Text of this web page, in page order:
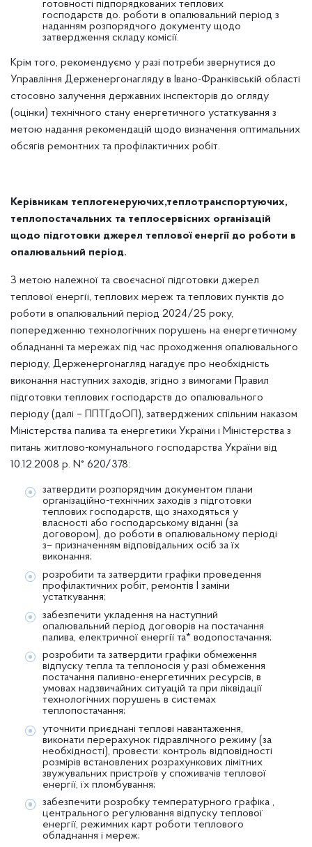
готовності підпорядкованих теплових
господарств до. роботи в опалювальний період з
наданням розпорядчого документу щодо
затвердження складу комісії.
Крім того, рекомендуємо у разі потреби звернутися до
Управління Держенергонагляду в Івано-Франківській області
стосовно залучення державних інспекторів до огляду
(оцінки) технічного стану енергетичного устаткування з
метою надання рекомендацій щодо визначення оптимальних
обсягів ремонтних та профілактичних робіт.
Керівникам теплогенеруючих,теплотранспортуючих,
теплопостачальних та теплосервісних організацій
щодо підготовки джерел теплової енергії до роботи в
опалювальний період.
З метою належної та своєчасної підготовки джерел
теплової енергії, теплових мереж та теплових пунктів до
роботи в опалювальний період 2024/25 року,
попередженню технологічних порушень на енергетичному
обладнанні та мережах під час проходження опалювального
періоду, Держенергонагляд нагадує про необхідність
виконання наступних заходів, згідно з вимогами Правил
підготовки теплових господарств до опалювального
періоду (далі – ППТГдоОП), затверджених спільним наказом
Міністерства палива та енергетики України і Міністерства з
питань житлово-комунального господарства України від
10.12.2008 р. N° 620/378:
затвердити розпорядчим документом плани
організаційно-технічних заходів з підготовки
теплових господарств, що знаходяться у
власності або господарському віданні (за
договором), до роботи в опалювальному періоді
з– призначенням відповідальних осіб за їх
виконання;
розробити та затвердити графіки проведення
профілактичних робіт, ремонтів І заміни
устаткування;
забезпечити укладення на наступний
опалювальний період договорів на постачання
палива, електричної енергії та* водопостачання;
розробити та затвердити графіки обмеження
відпуску тепла та теплоносія у разі обмеження
постачання паливно-енергетичних ресурсів, в
умовах надзвичайних ситуацій та при ліквідації
технологічних порушень в системах
теплопостачання;
уточнити приєднані теплові навантаження,
виконати перерахунок гідравлічного режиму (за
необхідності), провести: контроль відповідності
розмірів встановлених розрахункових лімітних
звужувальних пристроїв у споживачів теплової
енергії, їх пломбування;
забезпечити розробку температурного графіка ,
центрального регулювання відпуску теплової
енергії, режимних карт роботи теплового
обладнання і мереж;